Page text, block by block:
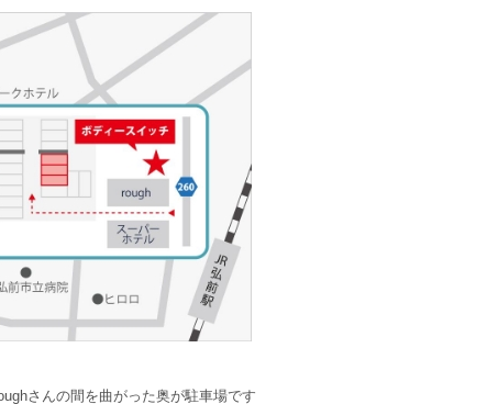
さんの間を曲がった奥が駐車場です